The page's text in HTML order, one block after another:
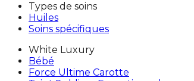
Types de soins
Huiles
Soins spécifiques
White Luxury
Bébé
Force Ultime Carotte